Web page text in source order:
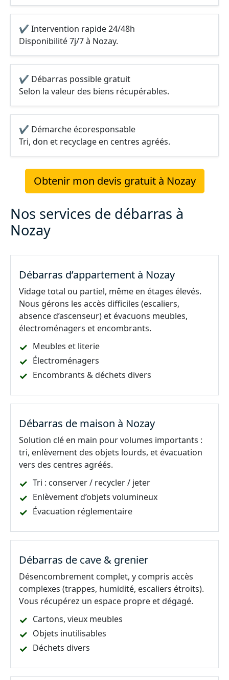
✔ Intervention rapide 24/48h
Disponibilité 7j/7 à Nozay.
✔ Débarras possible gratuit
Selon la valeur des biens récupérables.
✔ Démarche écoresponsable
Tri, don et recyclage en centres agréés.
Obtenir mon devis gratuit à Nozay
Nos services de débarras à
Nozay
Débarras d’appartement à Nozay
Vidage total ou partiel, même en étages élevés.
Nous gérons les accès difficiles (escaliers,
absence d’ascenseur) et évacuons meubles,
électroménagers et encombrants.
Meubles et literie
Électroménagers
Encombrants & déchets divers
Débarras de maison à Nozay
Solution clé en main pour volumes importants :
tri, enlèvement des objets lourds, et évacuation
vers des centres agréés.
Tri : conserver / recycler / jeter
Enlèvement d’objets volumineux
Évacuation réglementaire
Débarras de cave & grenier
Désencombrement complet, y compris accès
complexes (trappes, humidité, escaliers étroits).
Vous récupérez un espace propre et dégagé.
Cartons, vieux meubles
Objets inutilisables
Déchets divers